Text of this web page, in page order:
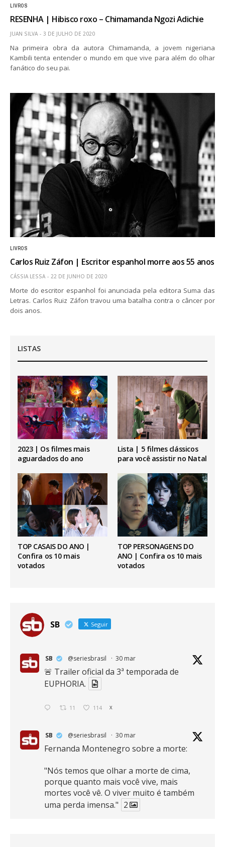
LIVROS
RESENHA | Hibisco roxo – Chimamanda Ngozi Adichie
JUAN SILVA 3 DE JULHO DE 2020
Na primeira obra da autora Chimamanda, a jovem nigeriana
Kambili tenta entender o mundo em que vive para além do olhar
fanático do seu pai.
LIVROS
Carlos Ruiz Záfon | Escritor espanhol morre aos 55 anos
CÁSSIA LESSA 22 DE JUNHO DE 2020
Morte do escritor espanhol foi anunciada pela editora Suma das
Letras. Carlos Ruiz Záfon travou uma batalha contra o câncer por
dois anos.
LISTAS
2023 | Os filmes mais
aguardados do ano
Lista | 5 filmes clássicos
para você assistir no Natal
TOP CASAIS DO ANO |
Confira os 10 mais
votados
TOP PERSONAGENS DO
ANO | Confira os 10 mais
votados
SB Seguir
SB @seriesbrasil · 30 mar
🚨 Trailer oficial da 3ª temporada de
EUPHORIA.
11 114 X
SB @seriesbrasil · 30 mar
Fernanda Montenegro sobre a morte:
"Nós temos que olhar a morte de cima,
porque quanto mais você vive, mais
mortes você vê. O viver muito é também
uma perda imensa." 2